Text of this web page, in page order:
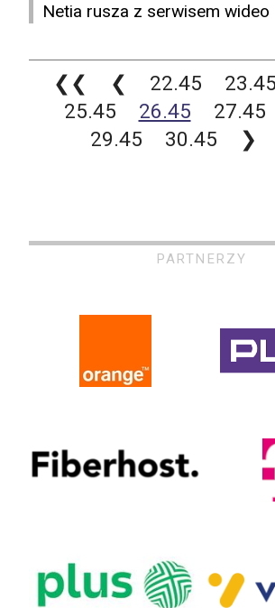
Netia rusza z serwisem wideo
❮❮ ❮ 22.45 23.45
25.45
26.45 27.45
29.45
30.45 ❯
PARTNERZY